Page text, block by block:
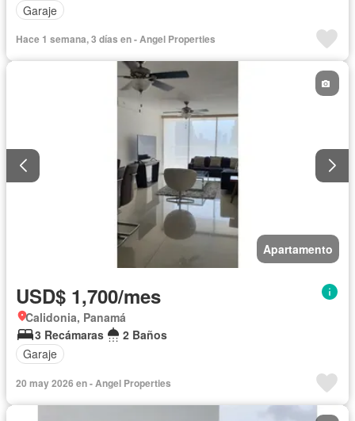
Garaje
Hace 1 semana, 3 días en - Angel Properties
Apartamento
USD$ 1,700/mes
Calidonia, Panamá
3 Recámaras
2 Baños
Garaje
20 may 2026 en - Angel Properties